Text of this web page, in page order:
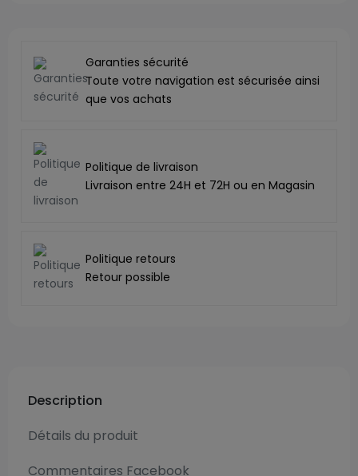
Garanties sécurité
Toute votre navigation est sécurisée ainsi
que vos achats
Politique de livraison
Livraison entre 24H et 72H ou en Magasin
Politique retours
Retour possible
Description
Détails du produit
Commentaires Facebook